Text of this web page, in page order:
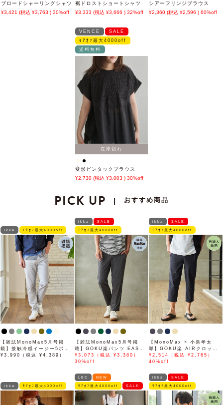
ブロードシャーリングシャツ
3,421
3,763 30%off
裾ドロストショートシャツ
3,333
3,666 32%off
シアーフリンジブラウス
2,360
2,596 60%off
VENCE
SALE
ﾓｱｵﾌ最大4000off
送料無料
在庫切れ
変形ピンタックブラウス
2,730
3,003 30%off
PICK UP | おすすめ商品
ikka ﾓｱｵﾌ最大4000off
【雑誌MonoMax5月号掲
載】接触冷感イージー5ポケ
ット
¥3,990（税込 ¥4,389）
ikka SALE
ﾓｱｵﾌ最大4000off
【雑誌MonoMax5月号掲
載】GOKU楽パンツ EASY
STRETCH 冷感アンクル
【接触冷感】「小泉孝太郎さ
¥3,073（税込 ¥3,380）
30%off
ikka SALE
ﾓｱｵﾌ最大4000off
【MonoMax × 小泉孝太
郎】GOKU楽 AIRクロップ
ドパンツ「小泉孝太郎さん着
用モデル」
¥2,514（税込 ¥2,765）
40%off
ikka ﾓｱｵﾌ最大4000off
LBC NEW
ﾓｱｵﾌ最大4000off SALE
ikka SALE
ﾓｱｵﾌ最大4000off